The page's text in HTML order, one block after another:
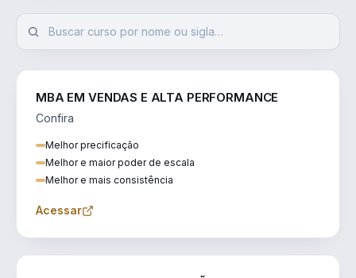
MBA EM VENDAS E ALTA PERFORMANCE
Confira
Melhor precificação
Melhor e maior poder de escala
Melhor e mais consistência
Acessar